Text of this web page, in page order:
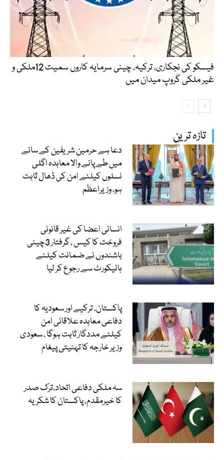
تازہ ترین
دعا ہے حرمین شریفین کے سائے
میں طے پانے والا معاہدہ اگلی
نسلوں کیلئے امن کی ڈھال ثابت
ہو، وزیراعظم
انسانی اعضا کی غیر قانونی
فروخت کا کیس ، گرفتار 3چینی
باشندوں نے ضمانت کیلئے
ہائیکورٹ سے رجوع کر لیا
پاکستان، ترکیے اور سعودیہ کا
دفاعی معاہدہ علاقائی امن
کیلئے مددگار ثابت ہوگا ، سعودی
وزیر خارجہ کا تہنیتی پیغام
سہ ملکی دفاعی اتحاد،ترک صدر
کا خیرمقدم، پاکستان کا شکریہ
فیسکو کی نجکاری، ترکیہ، چینی سرمایہ کاروں سمیت 12ملکی و
غیر ملکی گروپ میدان میں